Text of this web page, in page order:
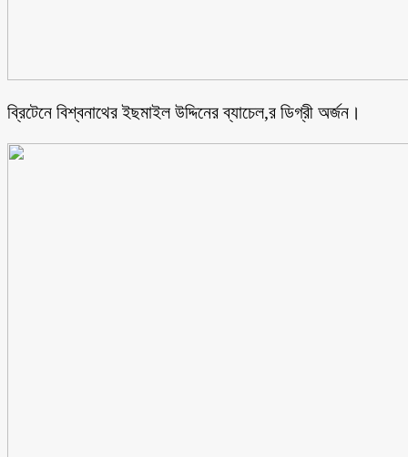
ব্রিটেনে বিশ্বনাথের ইছমাইল উদ্দিনের ব্যাচেল,র ডিগ্রী অর্জন।